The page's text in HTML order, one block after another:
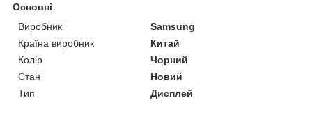
Основні
Виробник
Samsung
Країна виробник
Китай
Колір
Чорний
Стан
Новий
Тип
Дисплей